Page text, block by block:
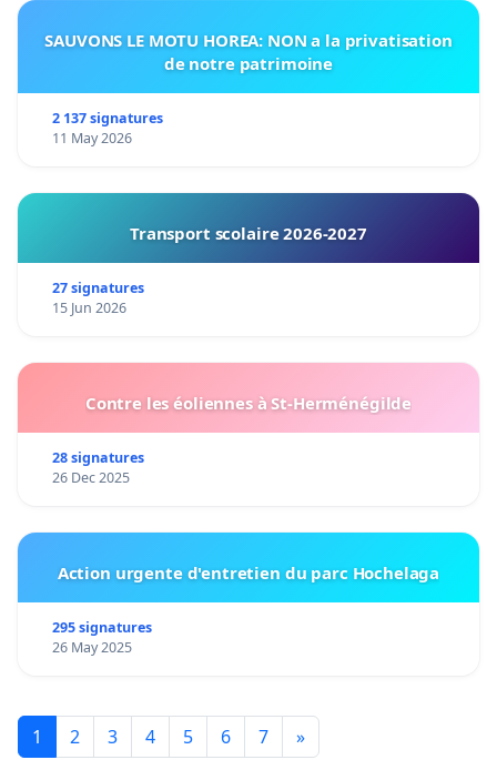
SAUVONS LE MOTU HOREA: NON a la privatisation
de notre patrimoine
2 137 signatures
11 May 2026
Transport scolaire 2026-2027
27 signatures
15 Jun 2026
Contre les éoliennes à St-Herménégilde
28 signatures
26 Dec 2025
Action urgente d'entretien du parc Hochelaga
295 signatures
26 May 2025
1 2 3 4 5 6 7 »